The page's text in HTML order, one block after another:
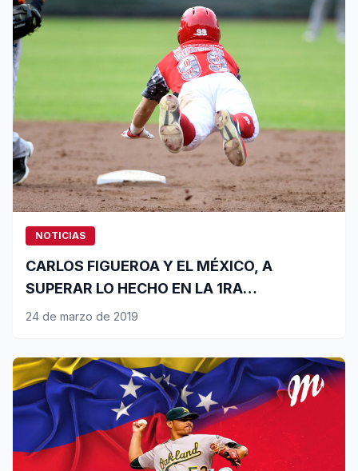
NOTICIAS
CARLOS FIGUEROA Y EL MÉXICO, A
SUPERAR LO HECHO EN LA 1RA
TEMPORADA
24 de marzo de 2019